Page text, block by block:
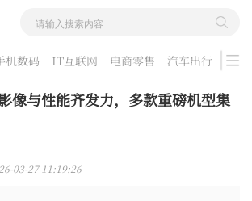
机数码 IT互联网 电商零售 汽车出行
游戏
像与性能齐发力，多款重磅机型集
03-27 11:19:26